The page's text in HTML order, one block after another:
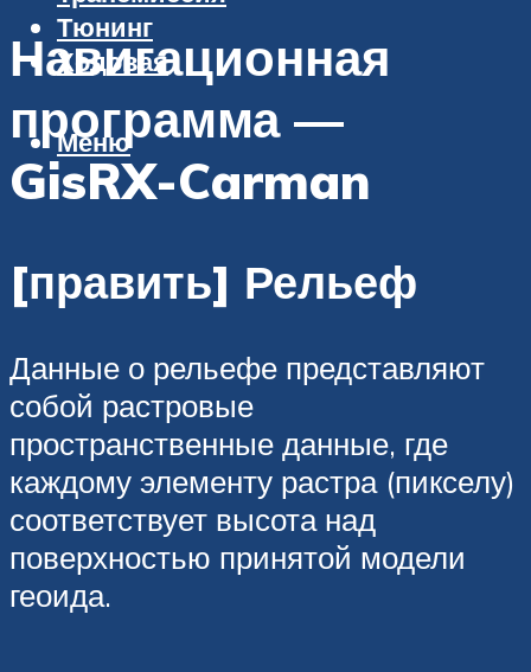
Тюнинг
Ходовая
Меню
Навигационная
программа —
GisRX-Carman
[править] Рельеф
Данные о рельефе представляют
собой растровые
пространственные данные, где
каждому элементу растра (пикселу)
соответствует высота над
поверхностью принятой модели
геоида.